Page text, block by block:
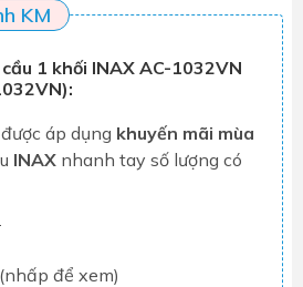
KM
1 khối INAX AC-1032VN
áp dụng khuyến mãi mùa
INAX nhanh tay số lượng có
để xem)